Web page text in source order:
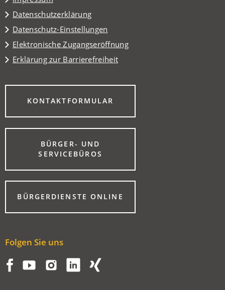
Datenschutzerklärung
Datenschutz-Einstellungen
Elektronische Zugangseröffnung
Erklärung zur Barrierefreiheit
KONTAKTFORMULAR
(ÖFFNET
NEUEN
BÜRGER- UND
SERVICEBÜROS
(ÖFFNET
EINEM
NEUEN
TAB)BÜRGERDIENSTE ONLINE
(ÖFFNET
EINEM
Folgen Sie uns